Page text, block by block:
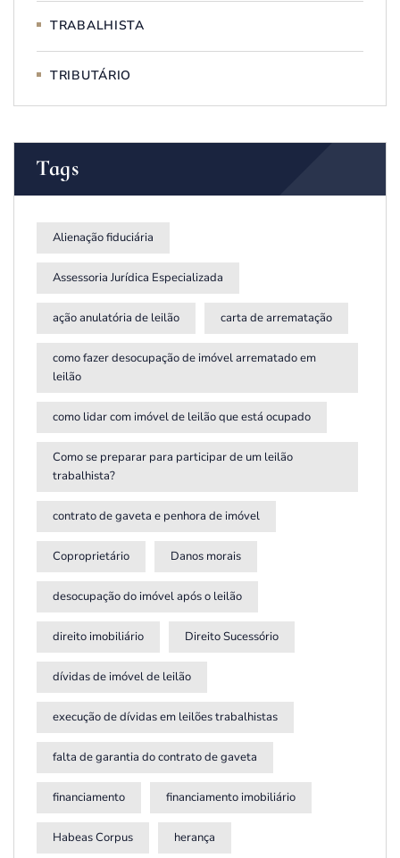
TRABALHISTA
TRIBUTÁRIO
Tags
Alienação fiduciária
Assessoria Jurídica Especializada
ação anulatória de leilão carta de arrematação
como fazer desocupação de imóvel arrematado em
leilão
como lidar com imóvel de leilão que está ocupado
Como se preparar para participar de um leilão
trabalhista?
contrato de gaveta e penhora de imóvel
Coproprietário Danos morais
desocupação do imóvel após o leilão
direito imobiliário Direito Sucessório
dívidas de imóvel de leilão
execução de dívidas em leilões trabalhistas
falta de garantia do contrato de gaveta
financiamento financiamento imobiliário
Habeas Corpus herança